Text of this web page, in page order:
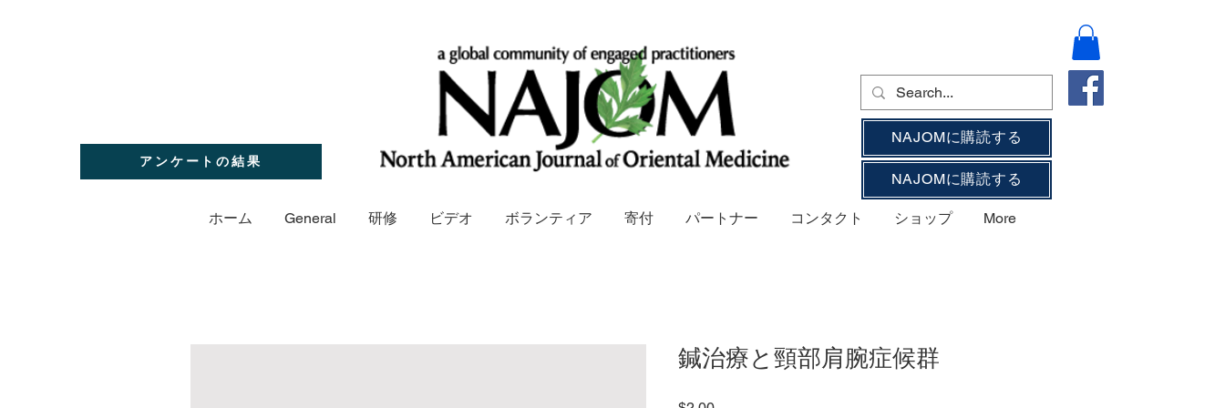
アンケートの結果
NAJOMに購読する
NAJOMに購読する
ホーム General 研修 ビデオ ボランティア 寄付 パートナー コンタクト ショップ More
鍼治療と頸部肩腕症候群